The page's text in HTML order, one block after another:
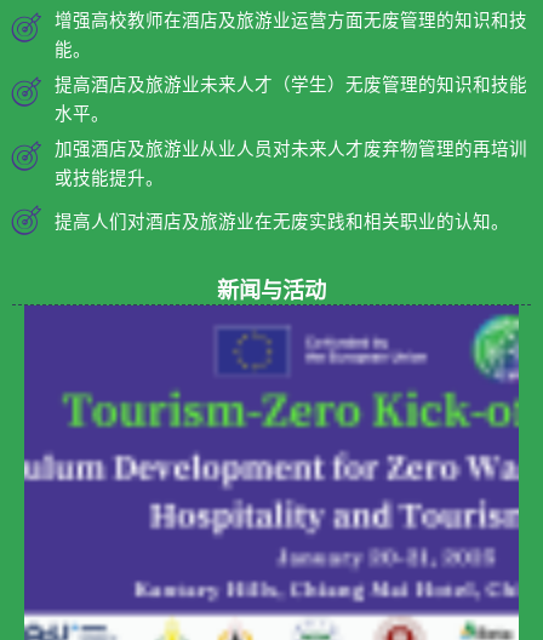
增强高校教师在酒店及旅游业运营方面无废管理的知识和技
能。
提高酒店及旅游业未来人才（学生）无废管理的知识和技能
水平。
加强酒店及旅游业从业人员对未来人才废弃物管理的再培训
或技能提升。
提高人们对酒店及旅游业在无废实践和相关职业的认知。
新闻与活动